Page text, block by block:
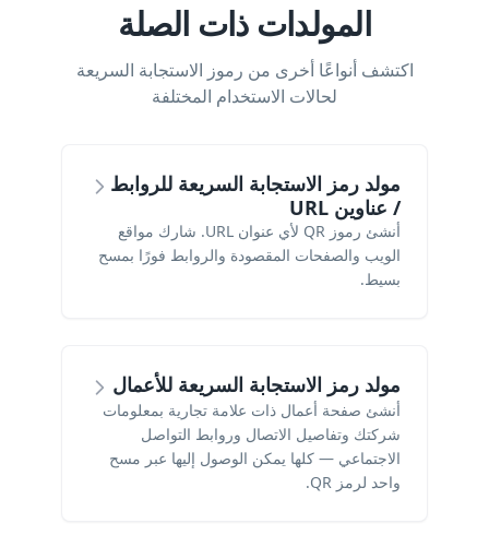
المولدات ذات الصلة
اكتشف أنواعًا أخرى من رموز الاستجابة السريعة
لحالات الاستخدام المختلفة
مولد رمز الاستجابة السريعة للروابط
/ عناوين URL
أنشئ رموز QR لأي عنوان URL. شارك مواقع
الويب والصفحات المقصودة والروابط فورًا بمسح
بسيط.
مولد رمز الاستجابة السريعة للأعمال
أنشئ صفحة أعمال ذات علامة تجارية بمعلومات
شركتك وتفاصيل الاتصال وروابط التواصل
الاجتماعي — كلها يمكن الوصول إليها عبر مسح
واحد لرمز QR.